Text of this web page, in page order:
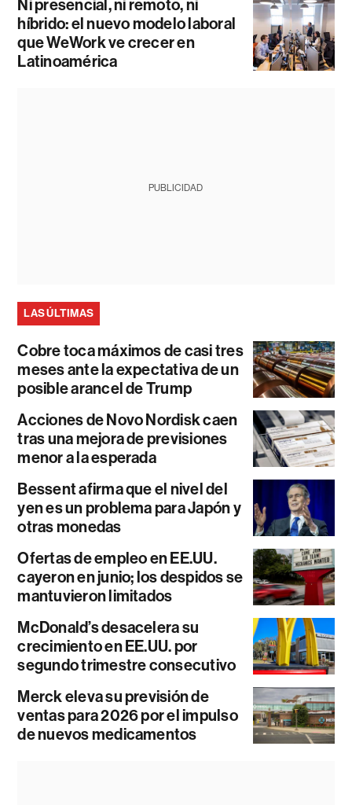
Ni presencial, ni remoto, ni
híbrido: el nuevo modelo laboral
que WeWork ve crecer en
Latinoamérica
PUBLICIDAD
LAS ÚLTIMAS
Cobre toca máximos de casi tres
meses ante la expectativa de un
posible arancel de Trump
Acciones de Novo Nordisk caen
tras una mejora de previsiones
menor a la esperada
Bessent afirma que el nivel del
yen es un problema para Japón y
otras monedas
Ofertas de empleo en EE.UU.
cayeron en junio; los despidos se
mantuvieron limitados
McDonald’s desacelera su
crecimiento en EE.UU. por
segundo trimestre consecutivo
Merck eleva su previsión de
ventas para 2026 por el impulso
de nuevos medicamentos